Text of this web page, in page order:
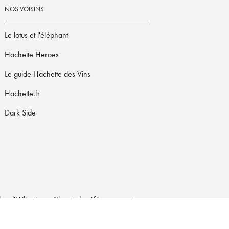
NOS VOISINS
Le lotus et l'éléphant
Hachette Heroes
Le guide Hachette des Vins
Hachette.fr
Dark Side
d'Utilisation Charte de référencement